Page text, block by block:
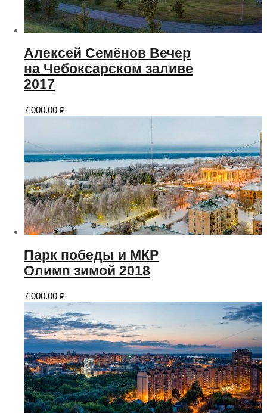
Алексей Семёнов Вечер
на Чебоксарском заливе
2017
7 000.00 ₽
Парк победы и МКР
Олимп зимой 2018
7 000.00 ₽